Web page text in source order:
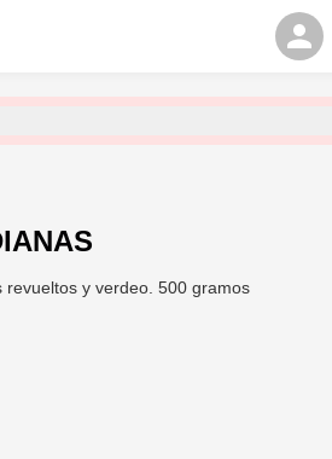
y verdeo. 500 gramos